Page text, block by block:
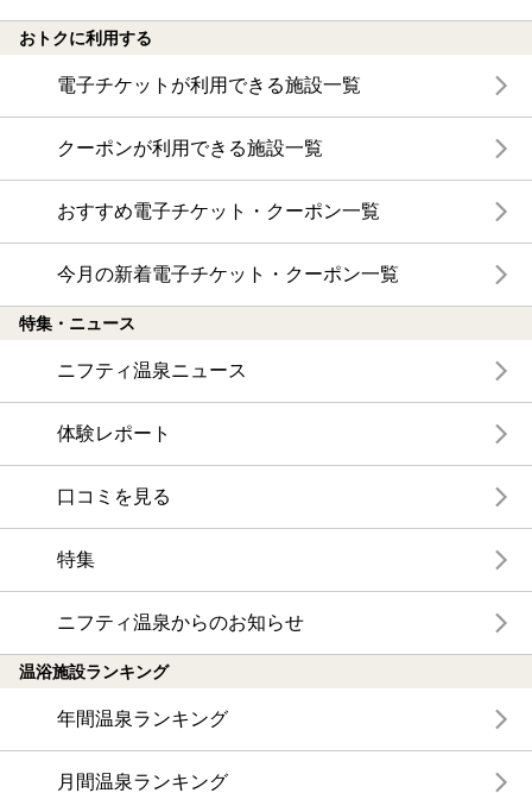
おトクに利用する
電子チケットが利用できる施設一覧
クーポンが利用できる施設一覧
おすすめ電子チケット・クーポン一覧
今月の新着電子チケット・クーポン一覧
特集・ニュース
ニフティ温泉ニュース
体験レポート
口コミを見る
特集
ニフティ温泉からのお知らせ
温浴施設ランキング
年間温泉ランキング
月間温泉ランキング